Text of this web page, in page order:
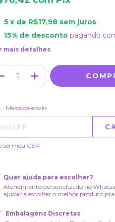
5 x de R$17,98 sem juros
15% de descontopagando
mais detalhes
para o CEP:
Meios de envio
sei meu CEP
Quer ajuda para escolher?
Atendimento personalizado no
ajudar a escolher o melhor produto pra
Embalagens Discretas